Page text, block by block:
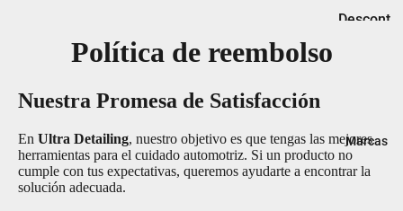
Descont
Microfib
ras
Marcas
Política de reembolso
Nuestra Promesa de Satisfacción
En Ultra Detailing, nuestro objetivo es que tengas las mejores
herramientas para el cuidado automotriz. Si un producto no
cumple con tus expectativas, queremos ayudarte a encontrar la
solución adecuada.